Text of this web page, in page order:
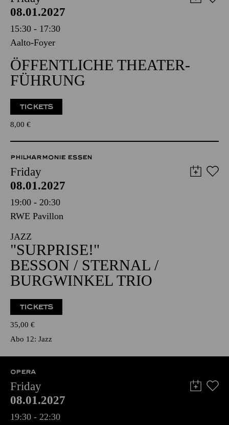
08.01.2027
15:30 - 17:30
Aalto-Foyer
ÖFFENTLICHE THEATER­
FÜHRUNG
TICKETS
8,00 €
PHILHARMONIE ESSEN
Friday
08.01.2027
19:00 - 20:30
RWE Pavillon
JAZZ
"SURPRISE!"
BESSON / STERNAL /
BURGWINKEL TRIO
TICKETS
35,00 €
Abo 12: Jazz
OPERA
Friday
08.01.2027
19:30 - 22:30